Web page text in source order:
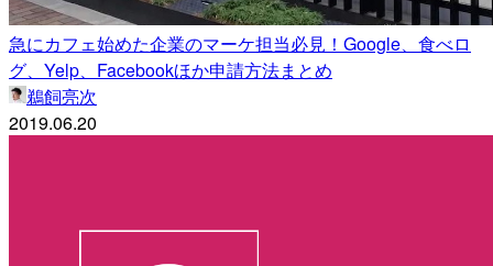
急にカフェ始めた企業のマーケ担当必見！Google、食べロ
グ、Yelp、Facebookほか申請方法まとめ
鵜飼亮次
2019.06.20